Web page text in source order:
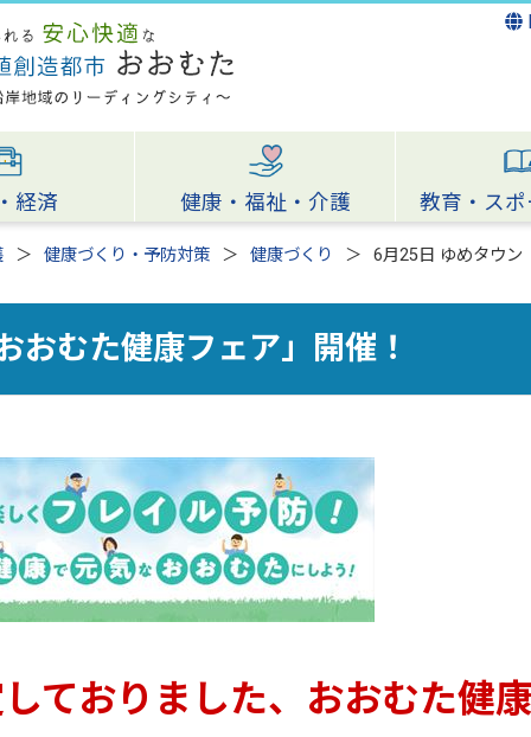
経済 健康・福祉・介護 教育・ス
健康づくり・予防対策 健康づくり 6月25日 ゆめタウン
おむた健康フェア」開催！
ておりました、おおむた健